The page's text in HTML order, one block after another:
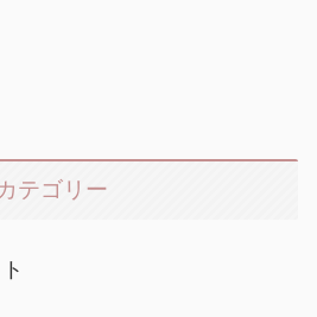
テゴリー